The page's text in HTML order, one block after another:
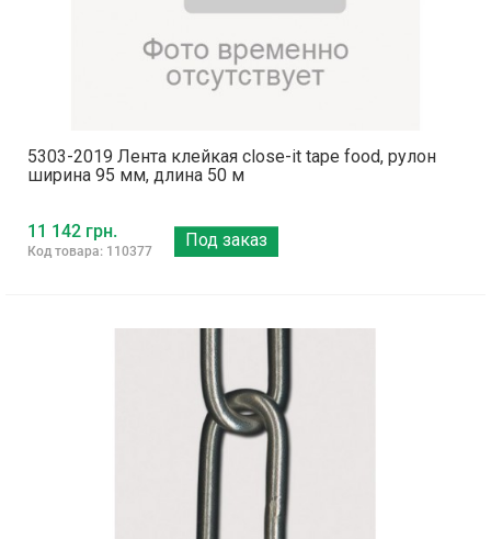
5303-2019 Лента клейкая close-it tape food, рулон
ширина 95 мм, длина 50 м
11 142 грн.
Код товара: 110377
Под заказ